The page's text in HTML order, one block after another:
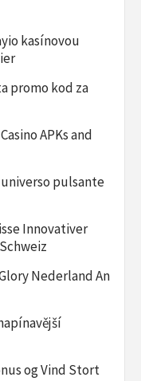
kasínovou
promo kod za
APKs and
pulsante
Innovativer
Nederland An
og Vind Stort